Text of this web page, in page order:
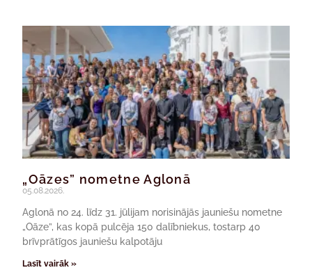
„Oāzes” nometne Aglonā
05.08.2026.
Aglonā no 24. līdz 31. jūlijam norisinājās jauniešu nometne
„Oāze”, kas kopā pulcēja 150 dalībniekus, tostarp 40
brīvprātīgos jauniešu kalpotāju
Lasīt vairāk »